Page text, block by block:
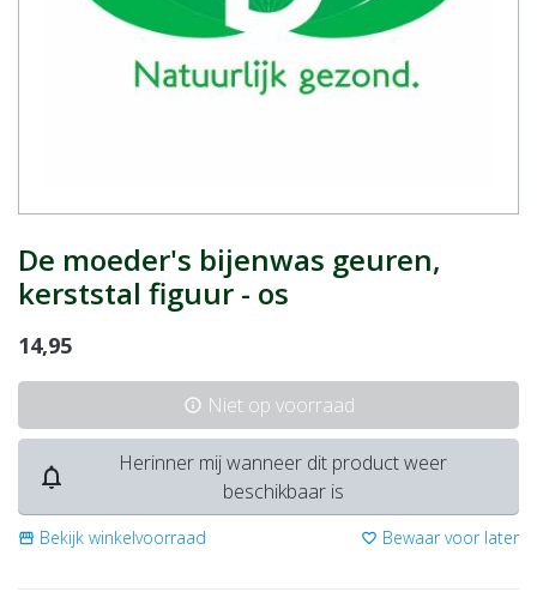
De moeder's bijenwas geuren,
kerststal figuur - os
14,95
info Niet op voorraad
notifications_none
Herinner mij wanneer dit product weer
beschikbaar is
storefront Bekijk winkelvoorraad favorite_border Bewaar voor later